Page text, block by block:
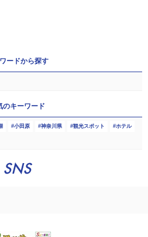
ードから探す
のキーワード
小田原 神奈川県 観光スポット ホテル
SNS